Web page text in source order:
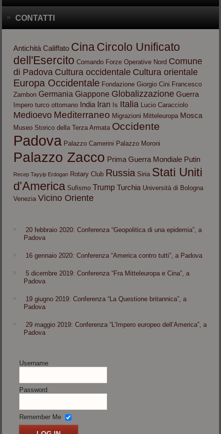
CONTATTI
Antichità Califfato CinaCircolo Unificato
dell'Esercito Comando Forze Operative Nord Comune
di Padova Cultura occidentale Cultura orientale
Europa Occidentale Fondazione Giorgio Cini Francesco
Zambon Germania Giappone Globalizzazione Guerra
Impero turco ottomano India Iran Is Italia Lucio Caracciolo
Medioevo Mediterraneo Migrazioni Mitteleuropa Mosca
Museo Storico della Terza Armata Occidente
Padova Palazzo Camerini Palazzo Moroni
Palazzo Zacco Prima Guerra Mondiale Putin
Recep Tayyip Erdogan Rotary Club Russia Siria Stati Uniti
d'America Sufismo Trump Turchia Università di Bologna
Venezia Vicino Oriente
20 febbraio 2020: Conferenza “Geopolitica di una epidemia”, a
Padova
16 gennaio 2020: Conferenza “America contro tutti”, a Padova
5 dicembre 2019: Conferenza “Fra Mitteleuropa e Cina”, a
Padova
19 giugno 2019: Conferenza “La Questione britannica”, a
Padova
29 maggio 2019: Conferenza “L’Impero europeo dell’America”, a
Padova
Username
Password
Remember Me